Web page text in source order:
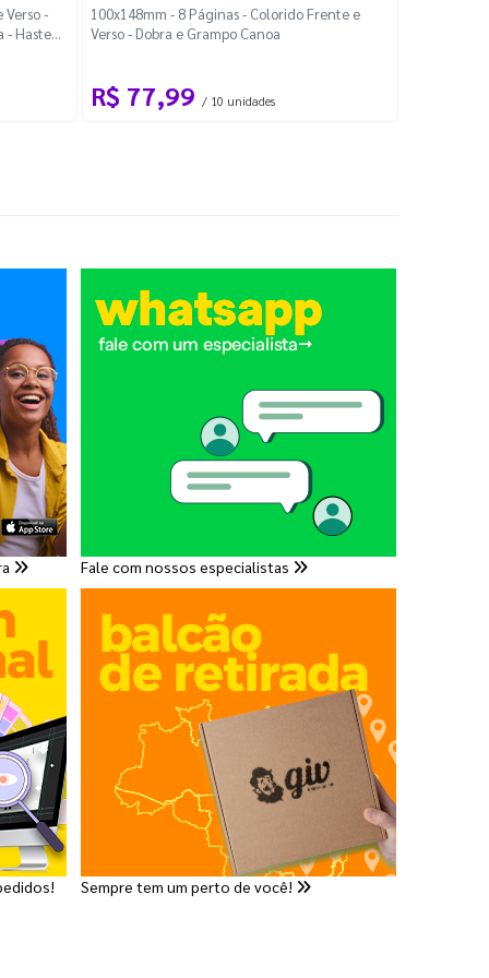
Verso -
- Haste
100x148mm - 8 Páginas - Colorido Frente e
Verso - Dobra e Grampo Canoa
R$ 77,99 / 10 unidades
Fale com nossos especialistas
Sempre tem um perto de você!